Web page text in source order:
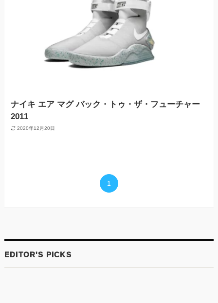
ナイキ エア マグ バック・トゥ・ザ・フューチャー
2011
2020年12月20日
1